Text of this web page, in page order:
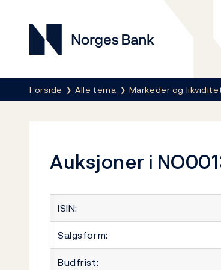
Norges Bank
Her er du nå:
Forside Alle tema Markeder og
Auksjoner i
ISIN:
Salgsform:
Budfrist: